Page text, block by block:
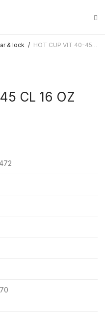
& lock / HOT CUP VIT 40-45 CL 16 OZ DW 400 ST/FRP
CL 16 OZ